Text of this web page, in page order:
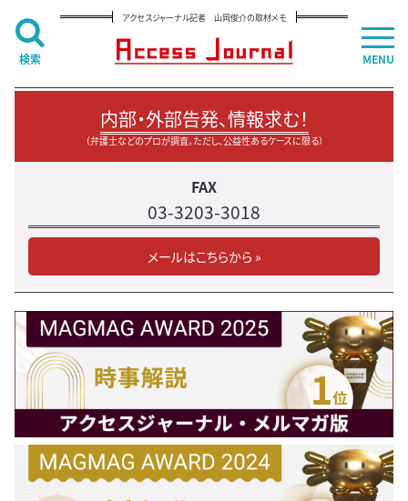
アクセスジャーナル記者 山岡俊介の取材メモ
内部・外部告発、情報求む！
（弁護士などのプロが調査。ただし、公益性あるケースに限る）
FAX
03-3203-3018
メールはこちらから »
MENU
検索